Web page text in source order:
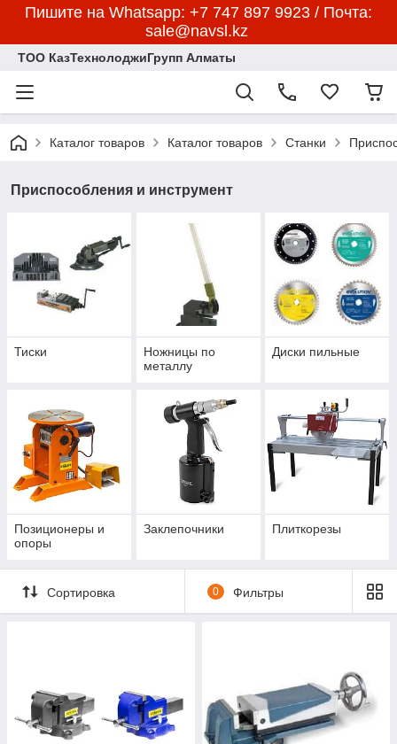
Пишите на Whatsapp: +7 747 897 9923 / Почта:
sale@navsl.kz
ТОО КазТехнолоджиГрупп Алматы
Каталог товаров Каталог товаров Станки
Приспособления и инструмент
Тиски
Ножницы по
металлу
Диски пильные
Позиционеры и
опоры
Заклепочники Плиткорезы
Сортировка 0 Фильтры